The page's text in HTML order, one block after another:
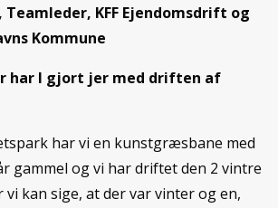
Teamleder, KFF Ejendomsdrift og
Kommune
har I gjort jer med driften af
har vi en kunstgræsbane med
gammel og vi har driftet den 2 vintre
vi kan sige, at der var vinter og en,